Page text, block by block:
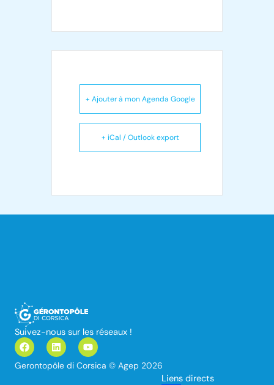
+ Ajouter à mon Agenda Google
+ iCal / Outlook export
Suivez-nous sur les réseaux !
F
a
c
e
L
i
n
k
Y
o
u
t
Gerontopôle di Corsica © Agep 2026
Liens directs